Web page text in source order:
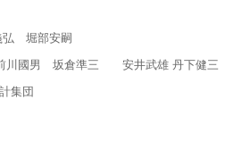
堀部安嗣
國男 坂倉準三 安井武雄 丹下健三
集団